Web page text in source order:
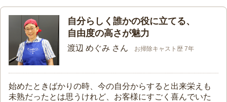
自分らしく誰かの役に立てる、
自由度の高さが魅力
渡辺 めぐみ さん お掃除キャスト歴 7年
始めたときばかりの時、今の自分からすると出来栄えも
未熟だったとは思うけれど、お客様にすごく喜んでいた